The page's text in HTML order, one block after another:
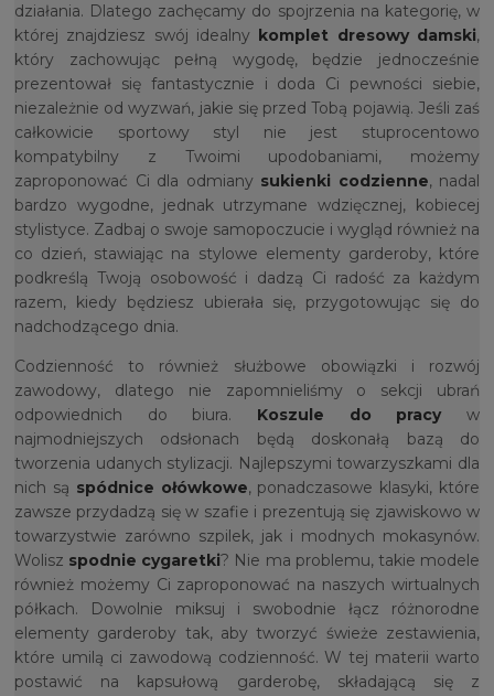
działania. Dlatego zachęcamy do spojrzenia na kategorię, w
której znajdziesz swój idealny komplet dresowy damski,
który zachowując pełną wygodę, będzie jednocześnie
prezentował się fantastycznie i doda Ci pewności siebie,
niezależnie od wyzwań, jakie się przed Tobą pojawią. Jeśli zaś
całkowicie sportowy styl nie jest stuprocentowo
kompatybilny z Twoimi upodobaniami, możemy
zaproponować Ci dla odmiany sukienki codzienne, nadal
bardzo wygodne, jednak utrzymane wdzięcznej, kobiecej
stylistyce. Zadbaj o swoje samopoczucie i wygląd również na
co dzień, stawiając na stylowe elementy garderoby, które
podkreślą Twoją osobowość i dadzą Ci radość za każdym
razem, kiedy będziesz ubierała się, przygotowując się do
nadchodzącego dnia.
Codzienność to również służbowe obowiązki i rozwój
zawodowy, dlatego nie zapomnieliśmy o sekcji ubrań
odpowiednich do biura. Koszule do pracyw
najmodniejszych odsłonach będą doskonałą bazą do
tworzenia udanych stylizacji. Najlepszymi towarzyszkami dla
nich są spódnice ołówkowe, ponadczasowe klasyki, które
zawsze przydadzą się w szafie i prezentują się zjawiskowo w
towarzystwie zarówno szpilek, jak i modnych mokasynów.
Wolisz spodnie cygaretki? Nie ma problemu, takie modele
również możemy Ci zaproponować na naszych wirtualnych
półkach. Dowolnie miksuj i swobodnie łącz różnorodne
elementy garderoby tak, aby tworzyć świeże zestawienia,
które umilą ci zawodową codzienność. W tej materii warto
postawić na kapsułową garderobę, składającą się z